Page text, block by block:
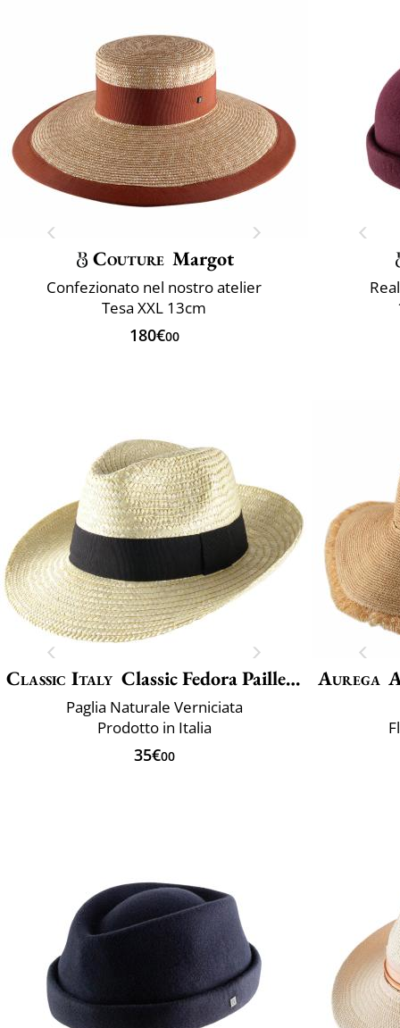
Couture Margot
Confezionato nel nostro atelier
Tesa XXL 13cm
180€00
Classic Italy Classic Fedora Paille Large
Paglia Naturale Verniciata
Prodotto in Italia
35€00
Aurega